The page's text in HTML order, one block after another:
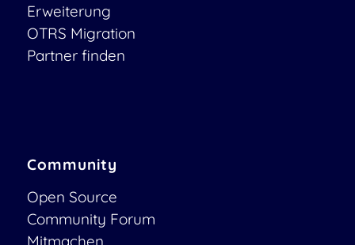
Erweiterung
OTRS Migration
Partner finden
Community
Open Source
Community Forum
Mitmachen